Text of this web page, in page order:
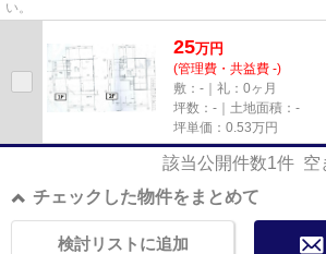
い。
25万円
(管理費・共益費 -)
敷：-｜礼：0ヶ月
坪数：-｜土地面積：-
坪単価： 0.53万円
該当公開件数1件 空
チェックした物件をまとめて
検討リストに追加